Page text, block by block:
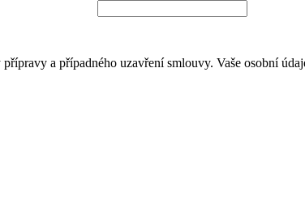
a případného uzavření smlouvy. Vaše osobní